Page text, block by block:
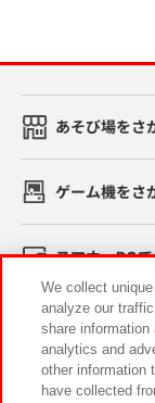
あそび場をさ
ゲーム機をさ
スマホ・PC
イベント・キ
We collect
analyze our
share
analytics and
other information
have collected